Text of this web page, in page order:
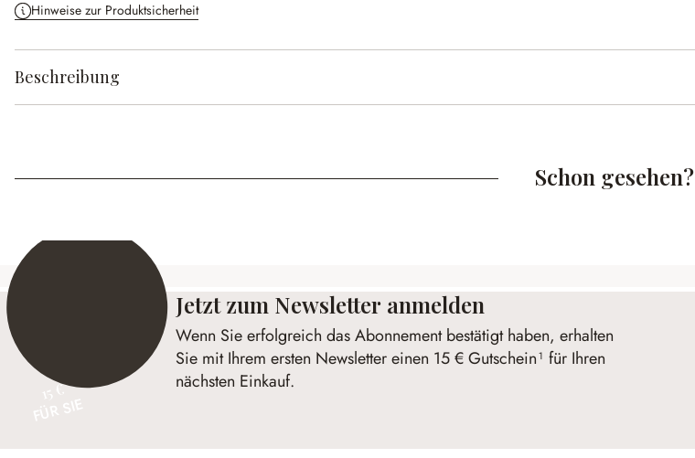
Hinweise zur Produktsicherheit
Beschreibung
Schon gesehen?
15 €
Jetzt zum Newsletter anmelden
Wenn Sie erfolgreich das Abonnement bestätigt haben, erhalten
Sie mit Ihrem ersten Newsletter einen 15 € Gutschein¹ für Ihren
nächsten Einkauf.